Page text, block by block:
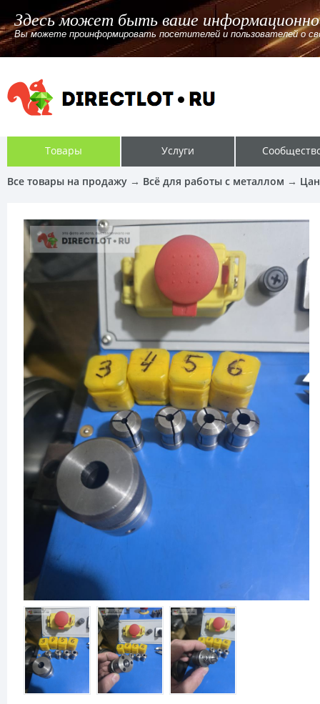
канале. Указав ссылку или без ссылки для перехода.
Товары Услуги
Все товары на продажу → Всё для работы с металлом →